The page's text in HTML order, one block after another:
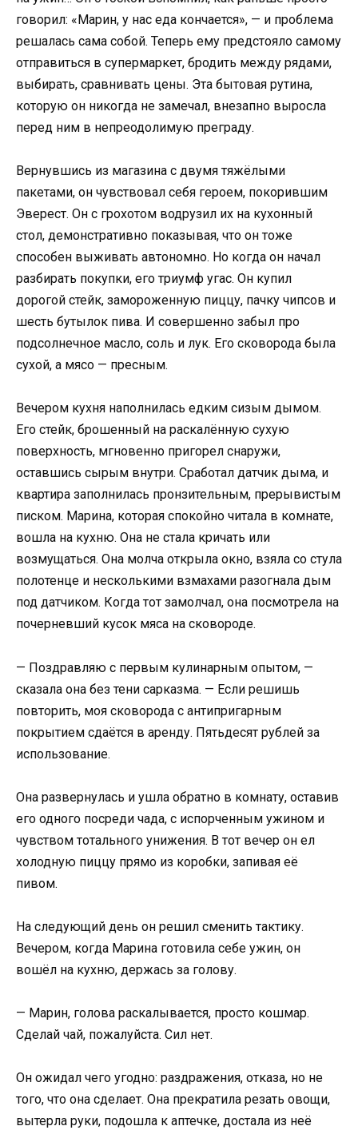
говорил: «Марин, у нас еда кончается», — и проблема
решалась сама собой. Теперь ему предстояло самому
отправиться в супермаркет, бродить между рядами,
выбирать, сравнивать цены. Эта бытовая рутина,
которую он никогда не замечал, внезапно выросла
перед ним в непреодолимую преграду.
Вернувшись из магазина с двумя тяжёлыми
пакетами, он чувствовал себя героем, покорившим
Эверест. Он с грохотом водрузил их на кухонный
стол, демонстративно показывая, что он тоже
способен выживать автономно. Но когда он начал
разбирать покупки, его триумф угас. Он купил
дорогой стейк, замороженную пиццу, пачку чипсов и
шесть бутылок пива. И совершенно забыл про
подсолнечное масло, соль и лук. Его сковорода была
сухой, а мясо — пресным.
Вечером кухня наполнилась едким сизым дымом.
Его стейк, брошенный на раскалённую сухую
поверхность, мгновенно пригорел снаружи,
оставшись сырым внутри. Сработал датчик дыма, и
квартира заполнилась пронзительным, прерывистым
писком. Марина, которая спокойно читала в комнате,
вошла на кухню. Она не стала кричать или
возмущаться. Она молча открыла окно, взяла со стула
полотенце и несколькими взмахами разогнала дым
под датчиком. Когда тот замолчал, она посмотрела на
почерневший кусок мяса на сковороде.
— Поздравляю с первым кулинарным опытом, —
сказала она без тени сарказма. — Если решишь
повторить, моя сковорода с антипригарным
покрытием сдаётся в аренду. Пятьдесят рублей за
использование.
Она развернулась и ушла обратно в комнату, оставив
его одного посреди чада, с испорченным ужином и
чувством тотального унижения. В тот вечер он ел
холодную пиццу прямо из коробки, запивая её
пивом.
На следующий день он решил сменить тактику.
Вечером, когда Марина готовила себе ужин, он
вошёл на кухню, держась за голову.
— Марин, голова раскалывается, просто кошмар.
Сделай чай, пожалуйста. Сил нет.
Он ожидал чего угодно: раздражения, отказа, но не
того, что она сделает. Она прекратила резать овощи,
вытерла руки, подошла к аптечке, достала из неё